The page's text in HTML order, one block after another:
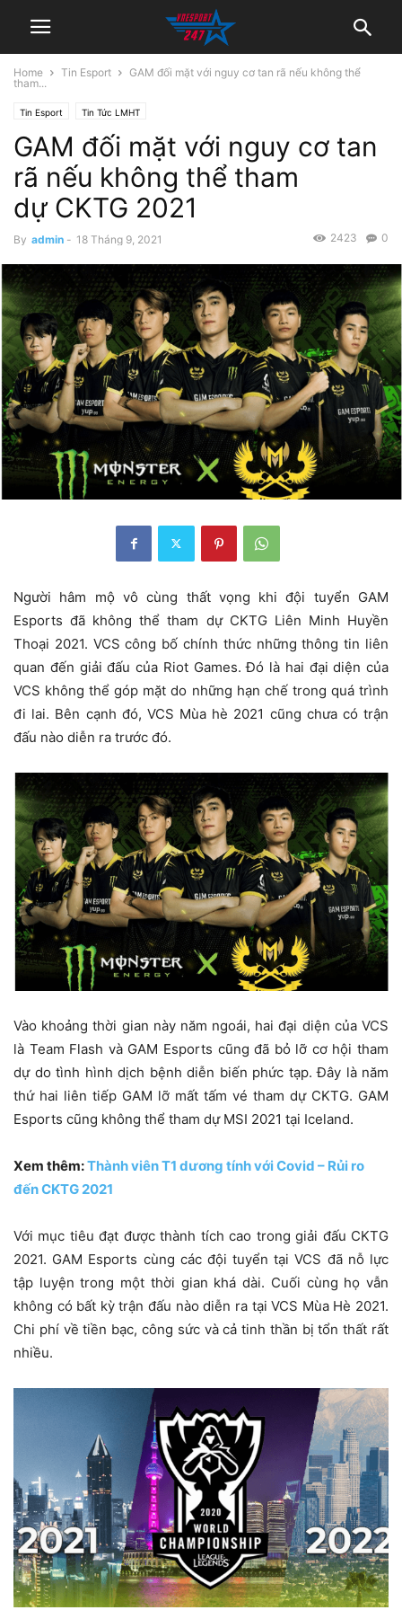
Home Tin Esport
GAM đối mặt với nguy cơ tan rã nếu không thể
tham...
Tin Esport Tin Tức LMHT
GAM đối mặt với nguy cơ tan
rã nếu không thể tham
dự CKTG 2021
By admin - 18 Tháng 9, 2021 0
2423
Người hâm mộ vô cùng thất vọng khi đội tuyển GAM
Esports đã không thể tham dự CKTG Liên Minh Huyền
Thoại 2021. VCS công bố chính thức những thông tin liên
quan đến giải đấu của Riot Games. Đó là hai đại diện của
VCS không thể góp mặt do những hạn chế trong quá trình
đi lai. Bên cạnh đó, VCS Mùa hè 2021 cũng chưa có trận
đấu nào diễn ra trước đó.
Vào khoảng thời gian này năm ngoái, hai đại diện của VCS
là Team Flash và GAM Esports cũng đã bỏ lỡ cơ hội tham
dự do tình hình dịch bệnh diễn biến phức tạp. Đây là năm
thứ hai liên tiếp GAM lỡ mất tấm vé tham dự CKTG. GAM
Esports cũng không thể tham dự MSI 2021 tại Iceland.
Xem thêm:Thành viên T1 dương tính với Covid – Rủi ro
đến CKTG 2021
Với mục tiêu đạt được thành tích cao trong giải đấu CKTG
2021. GAM Esports cùng các đội tuyển tại VCS đã nỗ lực
tập luyện trong một thời gian khá dài. Cuối cùng họ vẫn
không có bất kỳ trận đấu nào diễn ra tại VCS Mùa Hè 2021.
Chi phí về tiền bạc, công sức và cả tinh thần bị tổn thất rất
nhiều.